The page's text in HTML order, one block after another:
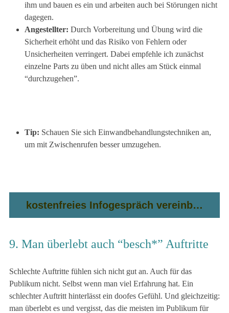
ihm und bauen es ein und arbeiten auch bei Störungen nicht
dagegen.
Angestellter: Durch Vorbereitung und Übung wird die
Sicherheit erhöht und das Risiko von Fehlern oder
Unsicherheiten verringert. Dabei empfehle ich zunächst
einzelne Parts zu üben und nicht alles am Stück einmal
“durchzugehen”.
Tip: Schauen Sie sich Einwandbehandlungstechniken an,
um mit Zwischenrufen besser umzugehen.
kostenfreies Infogespräch vereinbaren
9. Man überlebt auch “besch*” Auftritte
Schlechte Auftritte fühlen sich nicht gut an. Auch für das
Publikum nicht. Selbst wenn man viel Erfahrung hat. Ein
schlechter Auftritt hinterlässt ein doofes Gefühl. Und gleichzeitig:
man überlebt es und vergisst, das die meisten im Publikum für